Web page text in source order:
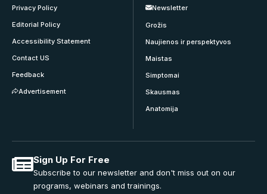
Privacy Policy
Editorial Policy
Accessibility Statement
Contact US
Feedback
Advertisement
Newsletter
Grožis
Naujienos ir perspektyvos
Maistas
Simptomai
Skausmas
Anatomija
Sign Up For Free
Subscribe to our newsletter and don't miss out on our
programs, webinars and trainings.